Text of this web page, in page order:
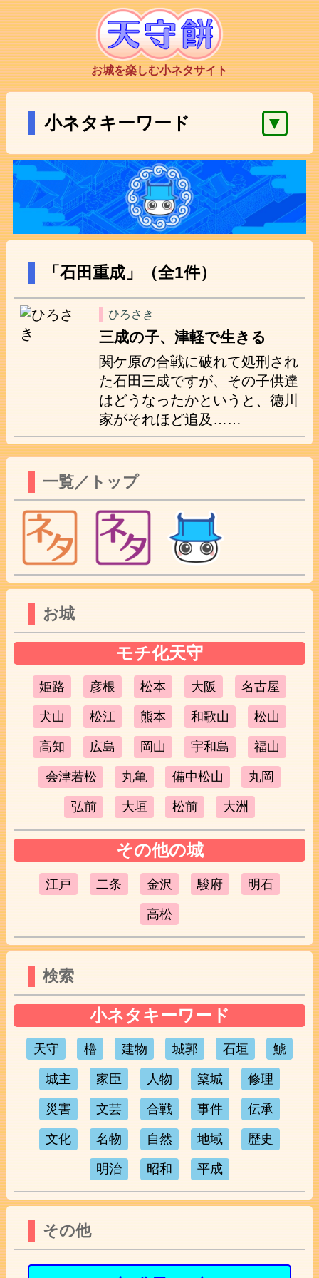
お城を楽しむ小ネタサイト
小ネタキーワード ▼
「石田重成」（全1件）
ひろさき
三成の子、津軽で生きる
関ケ原の合戦に破れて処刑され
た石田三成ですが、その子供達
はどうなったかというと、徳川
家がそれほど追及……
一覧／トップ
お城
モチ化天守
姫路 彦根 松本 大阪 名古屋
犬山 松江 熊本 和歌山 松山
高知 広島 岡山 宇和島 福山
会津若松 丸亀 備中松山 丸岡
弘前 大垣 松前 大洲
その他の城
江戸 二条 金沢 駿府 明石
高松
検索
小ネタキーワード
天守 櫓 建物 城郭 石垣 鯱
城主 家臣 人物 築城 修理
災害 文芸 合戦 事件 伝承
文化 名物 自然 地域 歴史
明治 昭和 平成
その他